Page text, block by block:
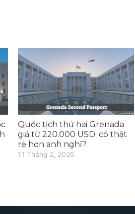
Quốc tịch thứ hai Grenada
giá từ 220.000 USD: có thật
rẻ hơn anh nghĩ?
11 Tháng 2, 2026